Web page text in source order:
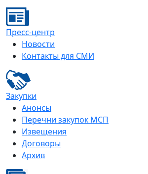
Пресс-центр
Новости
Контакты для СМИ
Закупки
Анонсы
Перечни закупок МСП
Извещения
Договоры
Архив